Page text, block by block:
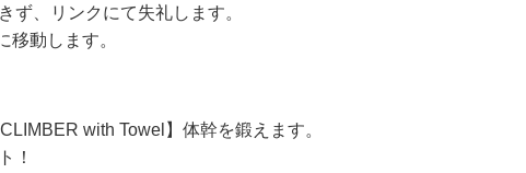
ず、リンクにて失礼します。
移動します。
with Towel】体幹を鍛えます。
！